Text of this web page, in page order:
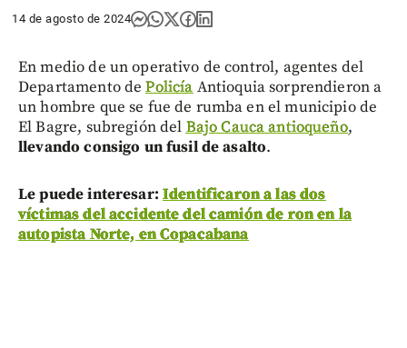
14 de agosto de 2024
En medio de un operativo de control, agentes del
Departamento dePolicía Antioquia sorprendieron a
un hombre que se fue de rumba en el municipio de
El Bagre, subregión del Bajo Cauca antioqueño,
llevando consigo un fusil de asalto.
Le puede interesar: Identificaron a las dos
víctimas del accidente del camión de ron en la
autopista Norte, en Copacabana